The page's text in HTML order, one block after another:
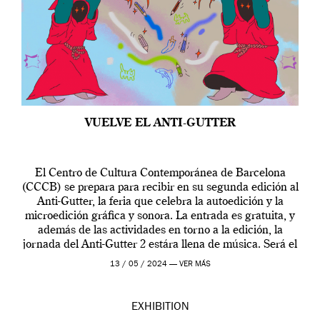
VUELVE EL ANTI-GUTTER
El Centro de Cultura Contemporánea de Barcelona
(CCCB) se prepara para recibir en su segunda edición al
Anti-Gutter, la feria que celebra la autoedición y la
microedición gráfica y sonora. La entrada es gratuita, y
además de las actividades en torno a la edición, la
jornada del Anti-Gutter 2 estára llena de música. Será el
[…]
13 / 05 / 2024 — VER MÁS
EXHIBITION